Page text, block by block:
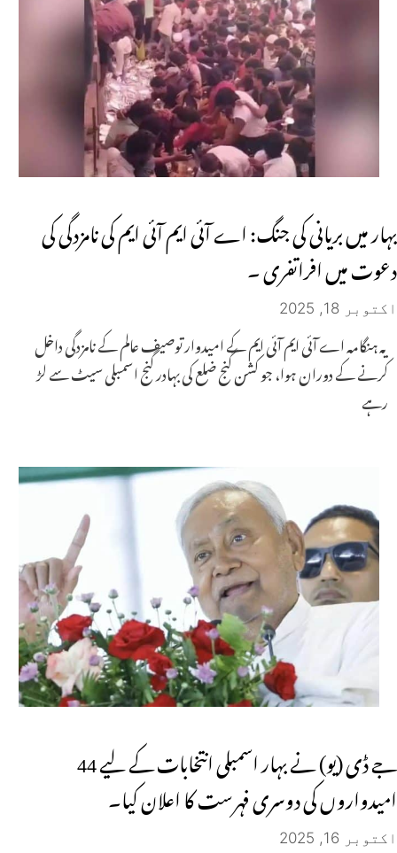
بہار میں بریانی کی جنگ: اے آئی ایم آئی ایم کی نامزدگی کی
دعوت میں افراتفری ۔
اکتوبر 18, 2025
یہ ہنگامہ اے آئی ایم آئی ایم کے امیدوار توصیف عالم کے نامزدگی داخل
کرنے کے دوران ہوا، جو کشن گنج ضلع کی بہادر گنج اسمبلی سیٹ سے لڑ
رہے
جے ڈی (یو) نے بہار اسمبلی انتخابات کے لیے 44
امیدواروں کی دوسری فہرست کا اعلان کیا۔
اکتوبر 16, 2025